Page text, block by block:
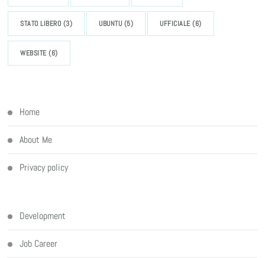
STATO LIBERO (3) UBUNTU (5) UFFICIALE(6)
WEBSITE(6)
Home
About Me
Privacy policy
Development
Job Career